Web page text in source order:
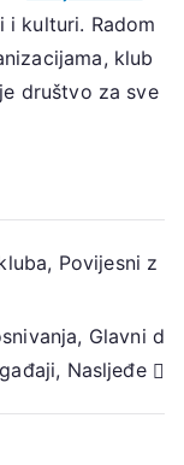
i kulturi. Radom
klub
društvo za sve
Povijesni z
Glavni d
Nasljeđe